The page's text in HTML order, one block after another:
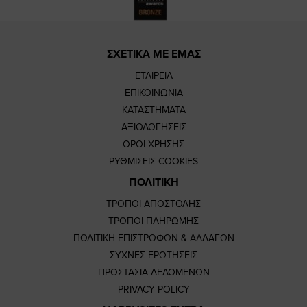
ΣΧΕΤΙΚΑ ΜΕ ΕΜΑΣ
ΕΤΑΙΡΕΙΑ
ΕΠΙΚΟΙΝΩΝΙΑ
ΚΑΤΑΣΤΗΜΑΤΑ
ΑΞΙΟΛΟΓΗΣΕΙΣ
ΟΡΟΙ ΧΡΗΣΗΣ
ΡΥΘΜΙΣΕΙΣ COOKIES
ΠΟΛΙΤΙΚΗ
ΤΡΟΠΟΙ ΑΠΟΣΤΟΛΗΣ
ΤΡΟΠΟΙ ΠΛΗΡΩΜΗΣ
ΠΟΛΙΤΙΚΗ ΕΠΙΣΤΡΟΦΩΝ & ΑΛΛΑΓΩΝ
ΣΥΧΝΕΣ ΕΡΩΤΗΣΕΙΣ
ΠΡΟΣΤΑΣΙΑ ΔΕΔΟΜΕΝΩΝ
PRIVACY POLICY